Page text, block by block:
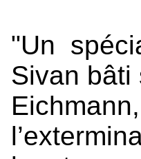
"Un
Sivan bâti